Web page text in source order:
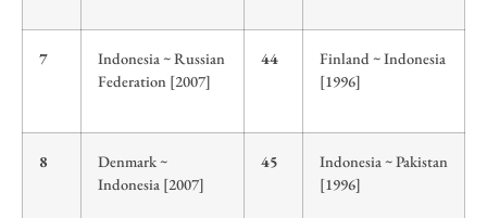
7
Indonesia ~ Russian
Federation [2007]
44
Finland ~ Indonesia
[1996]
8
Denmark ~
Indonesia [2007]
45
Indonesia ~ Pakistan
[1996]